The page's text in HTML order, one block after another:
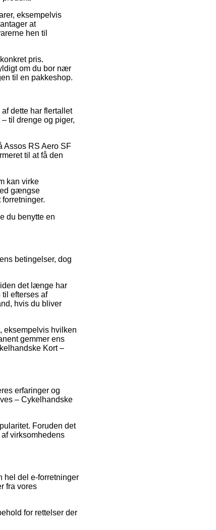
eksempelvis
at
hen til
pris.
om du bor nær
til en pakkeshop.
dette har flertallet
til drenge og piger,
Assos RS Aero SF
til at få den
kan virke
gængse
du benytte en
betingelser, dog
det længe har
efterses af
hvis du bliver
eksempelvis hvilken
gemmer ens
Kort –
erfaringer og
– Cykelhandske
Foruden det
virksomhedens
hel del e-forretninger
fra vores
for rettelser der